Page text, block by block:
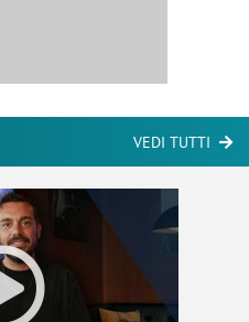
VEDI TUTTI